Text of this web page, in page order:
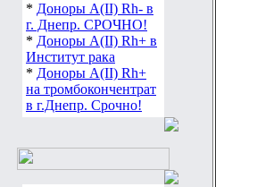
* Доноры А(ІІ) Rh- в
г. Днепр. СРОЧНО!
* Доноры А(ІІ) Rh+ в
Институт рака
* Доноры А(ІІ) Rh+
на тромбокончентрат
в г.Днепр. Срочно!